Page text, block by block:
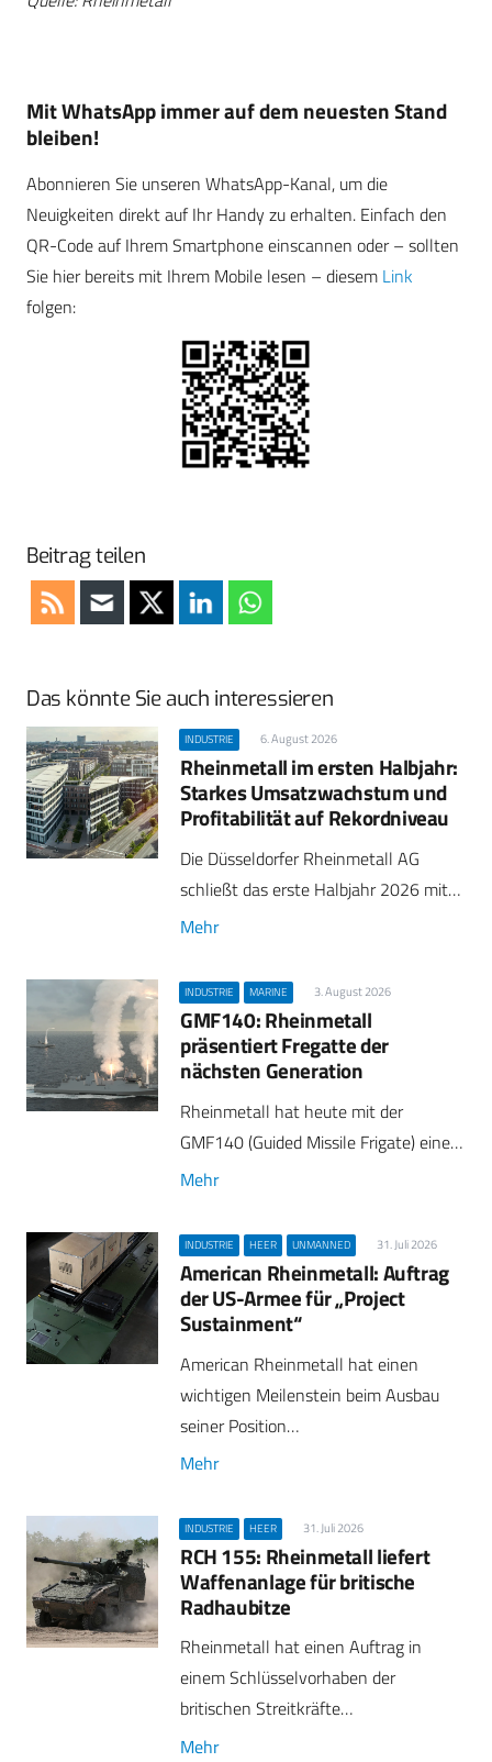
Mit WhatsApp immer auf dem neuesten Stand
bleiben!
Abonnieren Sie unseren WhatsApp-Kanal, um die
Neuigkeiten direkt auf Ihr Handy zu erhalten. Einfach den
QR-Code auf Ihrem Smartphone einscannen oder – sollten
Sie hier bereits mit Ihrem Mobile lesen – diesem Link
folgen:
Beitrag teilen
Das könnte Sie auch interessieren
INDUSTRIE 6. August 2026
Rheinmetall im ersten Halbjahr:
Starkes Umsatzwachstum und
Profitabilität auf Rekordniveau
Die Düsseldorfer Rheinmetall AG
schließt das erste Halbjahr 2026 mit…
Mehr
INDUSTRIE MARINE 3. August 2026
GMF140: Rheinmetall
präsentiert Fregatte der
nächsten Generation
Rheinmetall hat heute mit der
GMF140 (Guided Missile Frigate) eine…
Mehr
INDUSTRIE HEER UNMANNED 31. Juli 2026
American Rheinmetall: Auftrag
der US-Armee für „Project
Sustainment“
American Rheinmetall hat einen
wichtigen Meilenstein beim Ausbau
seiner Position…
Mehr
INDUSTRIE HEER 31. Juli 2026
RCH 155: Rheinmetall liefert
Waffenanlage für britische
Radhaubitze
Rheinmetall hat einen Auftrag in
einem Schlüsselvorhaben der
britischen Streitkräfte…
Mehr